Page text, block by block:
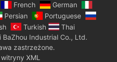
French
German
Persian
Portuguese
Turkish
Thai
Industrial Co., Ltd.
zastrzeżone.
XML